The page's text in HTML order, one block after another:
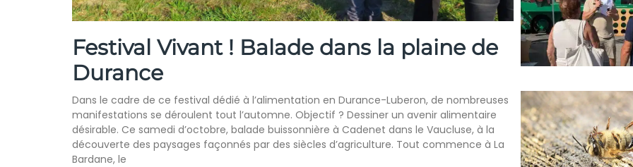
Festival Vivant ! Balade dans la plaine de
Durance
Dans le cadre de ce festival dédié à l’alimentation en Durance-Luberon, de nombreuses
manifestations se déroulent tout l’automne. Objectif ? Dessiner un avenir alimentaire
désirable. Ce samedi d’octobre, balade buissonnière à Cadenet dans le Vaucluse, à la
découverte des paysages façonnés par des siècles d’agriculture. Tout commence à La
Bardane, le